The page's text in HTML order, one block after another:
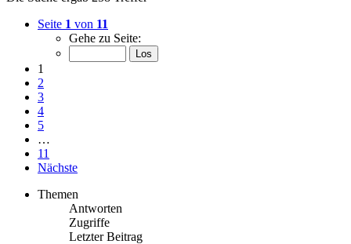
Seite 1 von 11
Gehe zu Seite:
1
2
3
4
5
…
11
Nächste
Themen
Antworten
Zugriffe
Letzter Beitrag